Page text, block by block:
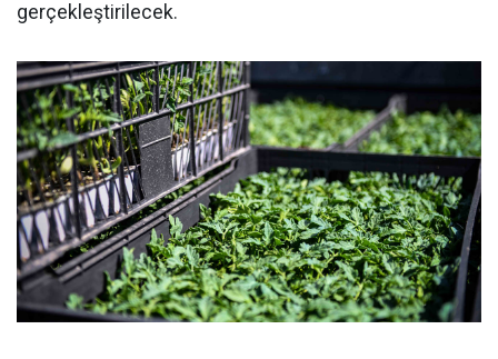
gerçekleştirilecek.